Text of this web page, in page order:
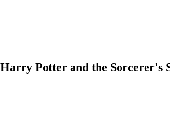
Harry Potter and the Sorcerer's